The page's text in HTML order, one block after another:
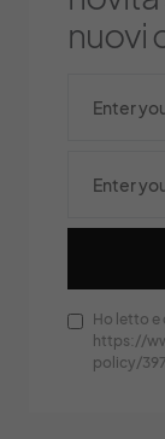
nuovi
Ho letto e
https://
policy/